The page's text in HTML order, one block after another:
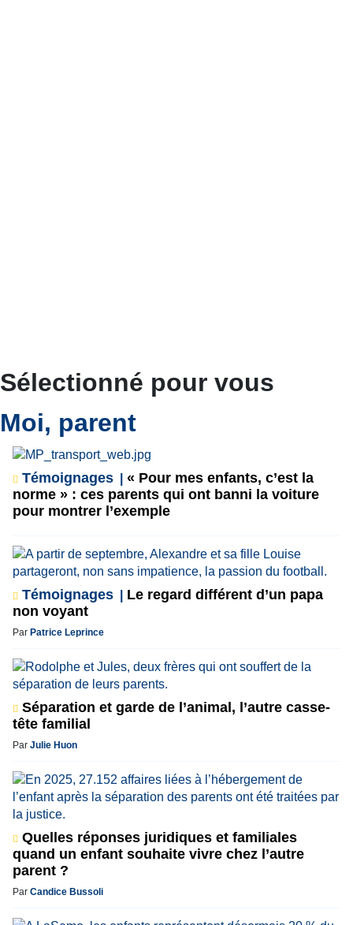
Sélectionné pour vous
Moi, parent
Témoignages
« Pour mes enfants, c’est la
norme » : ces parents qui ont banni la voiture
pour montrer l’exemple
Témoignages
Le regard différent d’un papa
non voyant
Par Patrice Leprince
Séparation et garde de l’animal, l’autre casse-
tête familial
Par Julie Huon
Quelles réponses juridiques et familiales
quand un enfant souhaite vivre chez l’autre
parent ?
Par Candice Bussoli